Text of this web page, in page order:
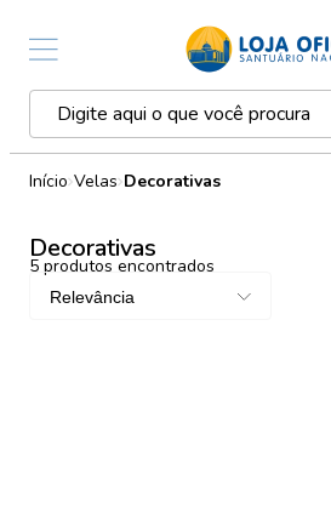
Início Velas Decorativas
Decorativas
5 produtos encontrados
Relevância